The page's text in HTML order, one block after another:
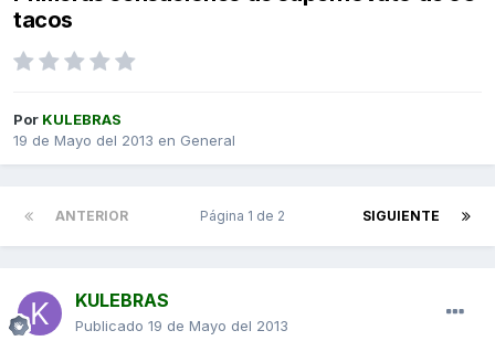
tacos
Por KULEBRAS
19 de Mayo del 2013 en General
ANTERIOR SIGUIENTE
Página 1 de 2
KULEBRAS
Publicado 19 de Mayo del 2013